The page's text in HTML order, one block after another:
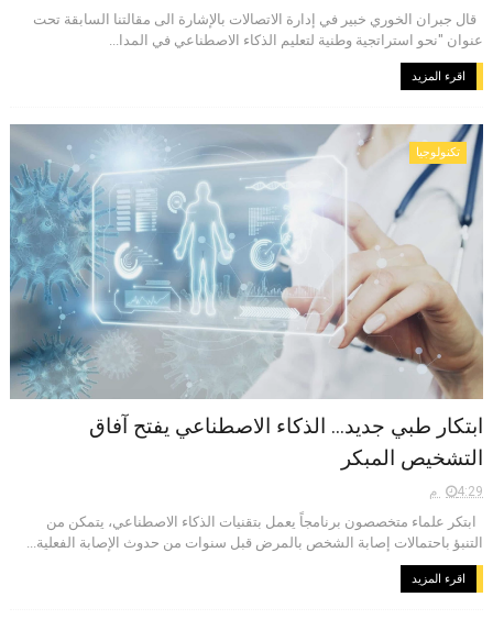
قال جبران الخوري خبير في إدارة الاتصالات بالإشارة الى مقالتنا السابقة تحت
عنوان "نحو استراتجية وطنية لتعليم الذكاء الاصطناعي في المدا...
اقرء المزيد
تكنولوجيا
ابتكار طبي جديد... الذكاء الاصطناعي يفتح آفاق
التشخيص المبكر
4:29 م
ابتكر علماء متخصصون برنامجاً يعمل بتقنيات الذكاء الاصطناعي، يتمكن من
التنبؤ باحتمالات إصابة الشخص بالمرض قبل سنوات من حدوث الإصابة الفعلية...
اقرء المزيد